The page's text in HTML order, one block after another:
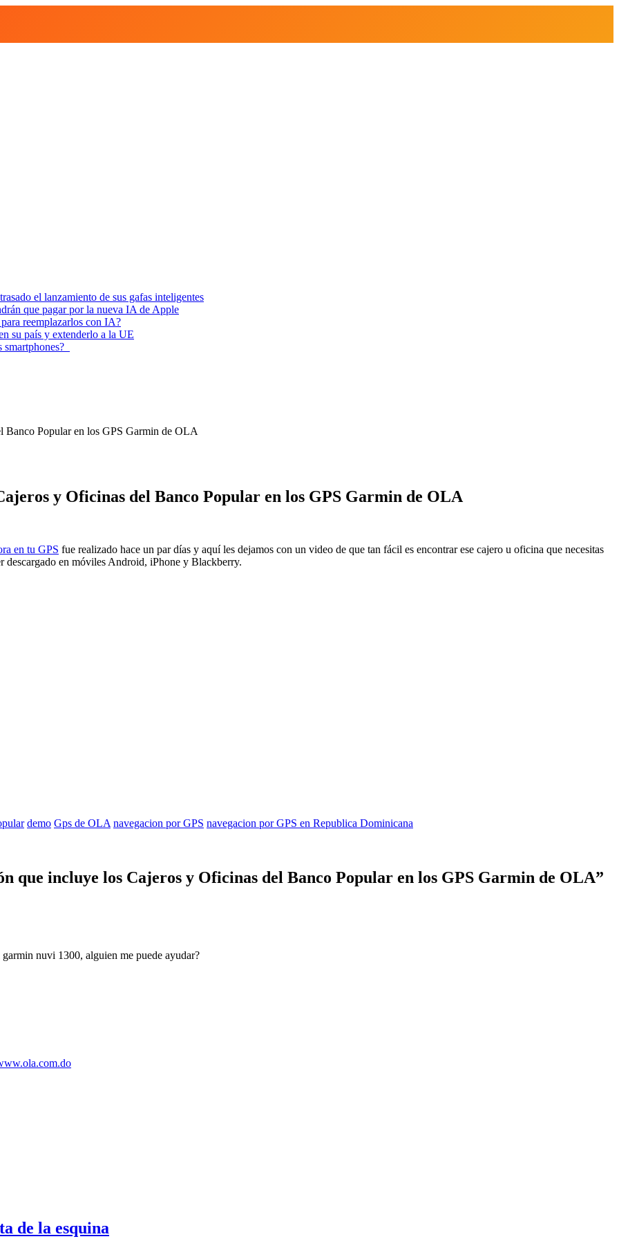
el lanzamiento de sus gafas inteligentes
que pagar por la nueva IA de Apple
reemplazarlos con IA?
su país y extenderlo a la UE
smartphones?
Banco Popular en los GPS Garmin de OLA
y Oficinas del Banco Popular en los GPS Garmin de OLA
en tu GPS fue realizado hace un par días y aquí les dejamos con un video de que tan fácil es encontrar ese cajero u oficina que necesitas
descargado en móviles Android, iPhone y Blackberry.
demo Gps de OLA navegacion por GPS navegacion por GPS en Republica Dominicana
que incluye los Cajeros y Oficinas del Banco Popular en los GPS Garmin de OLA”
nuvi 1300, alguien me puede ayudar?
de la esquina